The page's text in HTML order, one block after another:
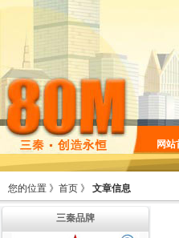
网站
您的位置 》 首页 》 文章信息
三秦品牌